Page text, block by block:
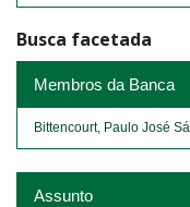
Busca facetada
Membros da Banca
Bittencourt, Paulo José Sá
Assunto